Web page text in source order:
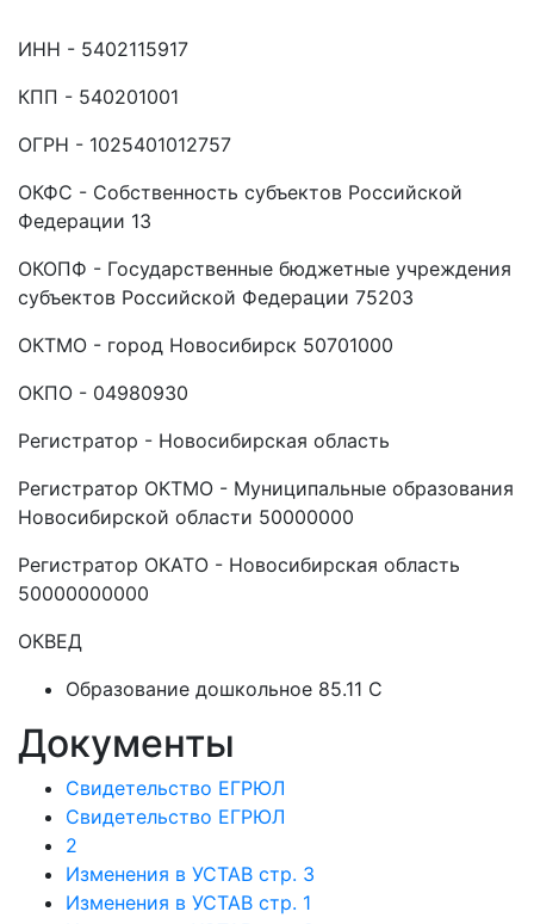
ИНН - 5402115917
КПП - 540201001
ОГРН - 1025401012757
ОКФС - Собственность субъектов Российской
Федерации 13
ОКОПФ - Государственные бюджетные учреждения
субъектов Российской Федерации 75203
ОКТМО - город Новосибирск 50701000
ОКПО - 04980930
Регистратор - Новосибирская область
Регистратор ОКТМО - Муниципальные образования
Новосибирской области 50000000
Регистратор ОКАТО - Новосибирская область
50000000000
ОКВЕД
Образование дошкольное 85.11 C
Документы
Свидетельство ЕГРЮЛ
Свидетельство ЕГРЮЛ
2
Изменения в УСТАВ стр. 3
Изменения в УСТАВ стр. 1